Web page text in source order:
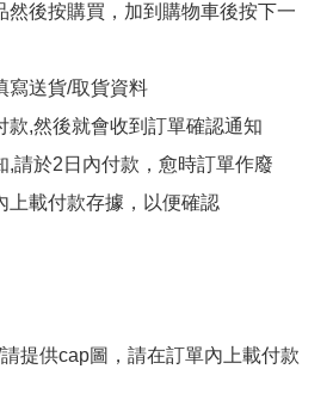
然後按購買，加到購物車後按下一
寫送貨/取貨資料
款,然後就會收到訂單確認通知
,請於2日內付款，愈時訂單作廢
上載付款存據，以便確認
提供cap圖，請在訂單內上載付款